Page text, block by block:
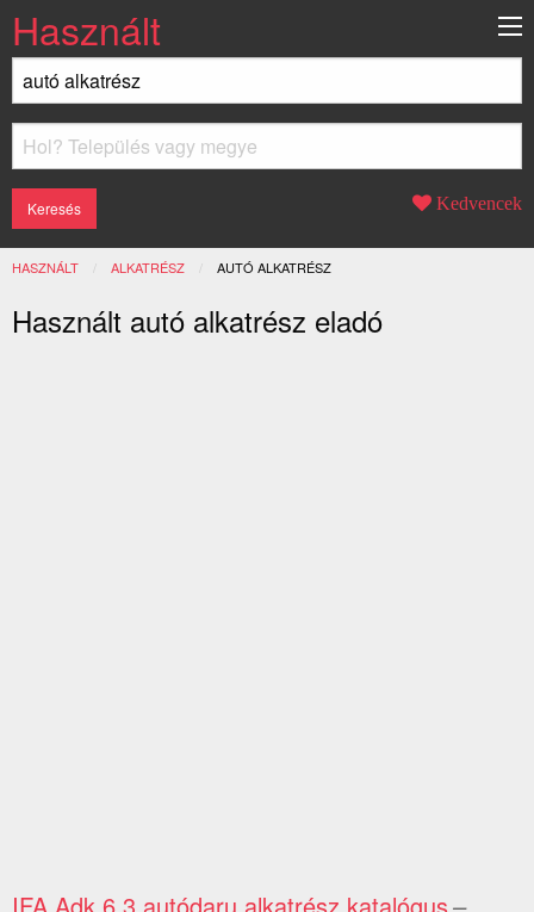
Használt
Kedvencek
HASZNÁLT ALKATRÉSZ JELENLEGI:
AUTÓ ALKATRÉSZ
Használt autó alkatrész eladó